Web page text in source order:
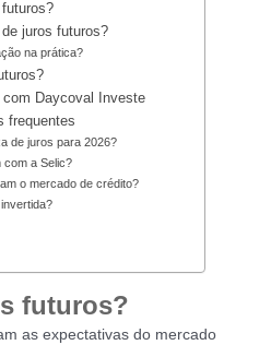
juros futuros?
na prática?
com Daycoval Investe
frequentes
de juros para 2026?
com a Selic?
o mercado de crédito?
futuros?
as expectativas do mercado